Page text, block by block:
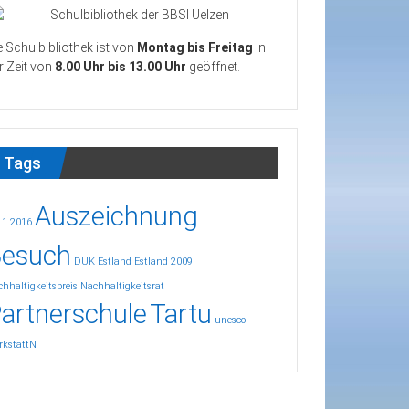
Schulbibliothek ist von Montag bis Freitag in
Zeit von 8.00 Uhr bis 13.00 Uhr geöffnet.
Tags
2016 Auszeichnung
DUK Estland Estland 2009
Nachhaltigkeitsrat
Tartu unesco